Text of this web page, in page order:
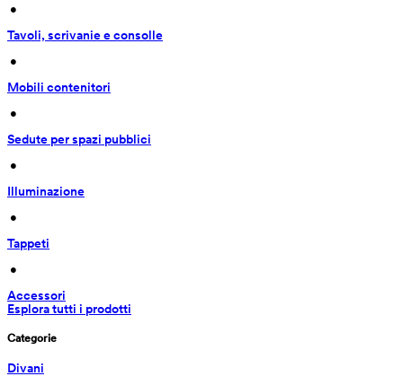
•
Tavoli, scrivanie e consolle
•
Mobili contenitori
•
Sedute per spazi pubblici
•
Illuminazione
•
Tappeti
•
Accessori
Esplora tutti i prodotti
Categorie
Divani